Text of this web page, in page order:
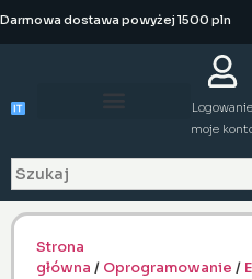
Darmowa dostawa powyżej 1500 pln
Logowanie
moje
Strona
główna / Oprogramowanie /